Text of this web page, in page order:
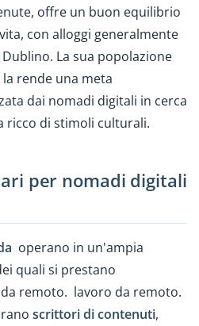
offre un buon equilibrio
con alloggi generalmente
La sua popolazione
rende una meta
dai nomadi digitali in cerca
ricco di stimoli culturali.
per nomadi digitali
operano in un'ampia
quali si prestano
remoto. lavoro da remoto.
scrittori di contenuti,